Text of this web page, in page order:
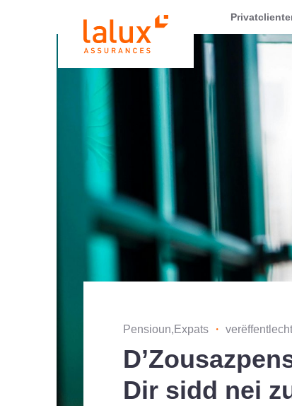
LALUX Assurances
Pensioun,Expats ・
Dir sidd nei